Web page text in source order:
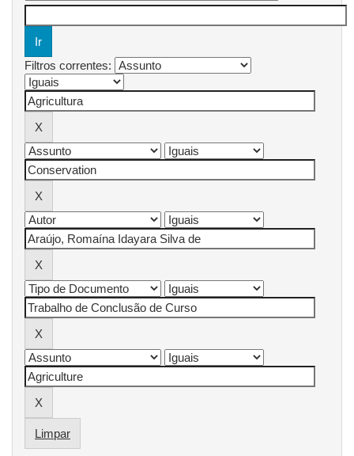
Filtros correntes:
Limpar